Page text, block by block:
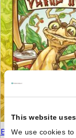
This website
We use cookies
Bennie Tak aan de